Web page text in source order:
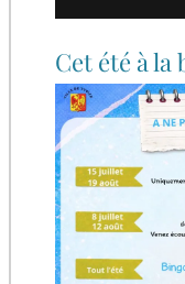
Cet été à